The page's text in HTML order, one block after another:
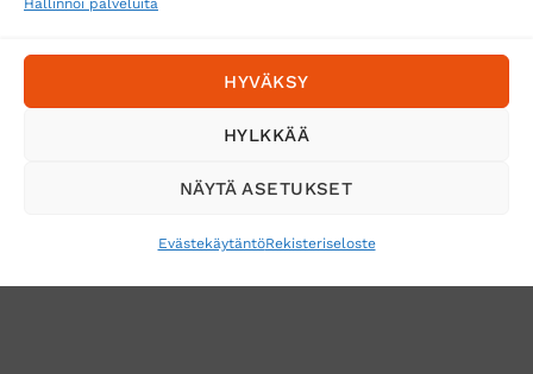
Hallinnoi palveluita
HYVÄKSY
HYLKKÄÄ
NÄYTÄ ASETUKSET
EvästekäytäntöRekisteriseloste